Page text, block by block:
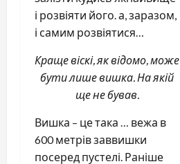
і розвіяти його. а, заразом,
і самим розвіятися…
Краще віскі, як відомо, може
бути лише вишка. На якій
ще не бував.
Вишка – це така … вежа в
600 метрів заввишки
посеред пустелі. Раніше